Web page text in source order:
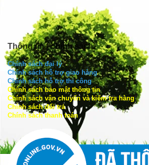
Thông tin - chính sách
Chính sách đại lý
Chính sách hỗ trợ giao hàng
Chính sách hỗ trợ thi công
Chính sách bảo mật thông tin
Chính sách vận chuyển và kiểm tra hàng
Chính sách đổi trả
Chính sách thanh toán